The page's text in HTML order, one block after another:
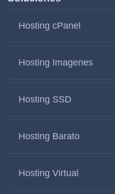
Hosting cPanel
Hosting Imagenes
Hosting SSD
Hosting Barato
Hosting Virtual